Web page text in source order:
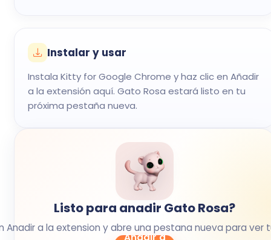
Instalar y usar
Instala Kitty for Google Chrome y haz clic en Añadir
a la extensión aquí. Gato Rosa estará listo en tu
próxima pestaña nueva.
Listo para anadir Gato Rosa?
Anadir a la extension y abre una pestana nueva para ver
Anadir a